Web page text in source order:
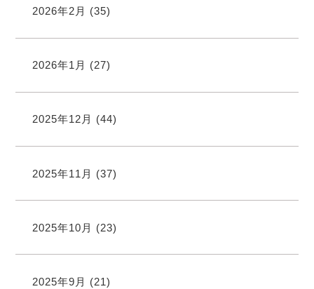
2026年2月 (35)
2026年1月 (27)
2025年12月 (44)
2025年11月 (37)
2025年10月 (23)
2025年9月 (21)